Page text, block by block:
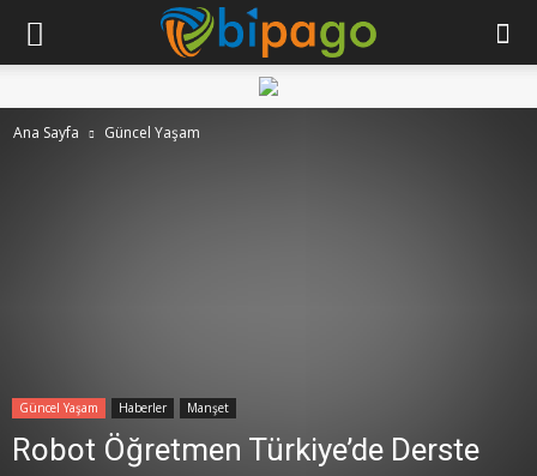
Ana Sayfa Güncel Yaşam
Güncel Yaşam Haberler Manşet
Robot Öğretmen Türkiye’de Derste